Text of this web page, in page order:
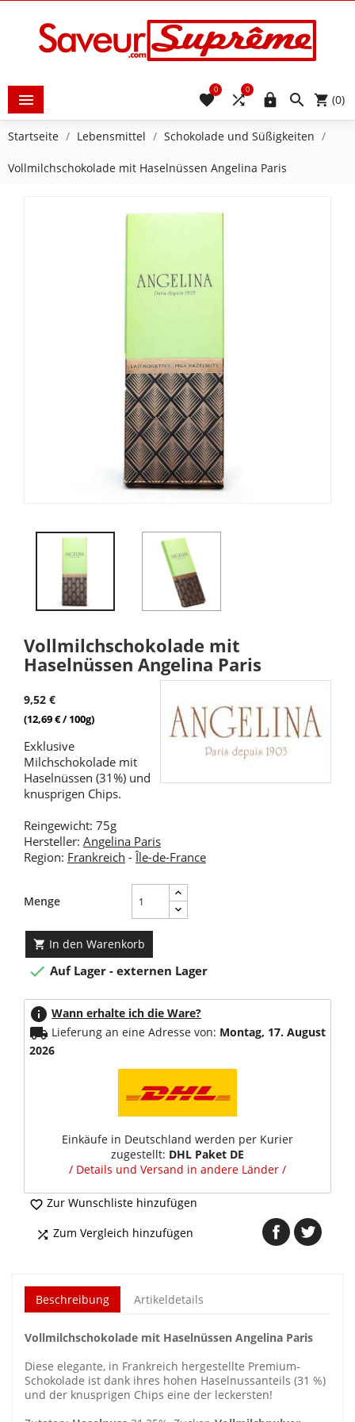
  (0)


0

0
Startseite Lebensmittel Schokolade und Süßigkeiten
Vollmilchschokolade mit Haselnüssen Angelina Paris
Vollmilchschokolade mit
Haselnüssen Angelina Paris
9,52 €
(12,69 € / 100g)
Exklusive
Milchschokolade mit
Haselnüssen (31%) und
knusprigen Chips.
Reingewicht: 75g
Hersteller: Angelina Paris
Region: Frankreich -Île-de-France
Menge
 In den Warenkorb
 Auf Lager - externen Lager
info Wann erhalte ich die Ware?
local_shipping Lieferung an eine Adresse von: Montag, 17. August
2026
Einkäufe in Deutschland werden per Kurier
zugestellt: DHL Paket DE
/ Details und Versand in andere Länder /
 Zur Wunschliste hinzufügen
 Zum Vergleich hinzufügen
Beschreibung Artikeldetails
Vollmilchschokolade mit Haselnüssen Angelina Paris
Diese elegante, in Frankreich hergestellte Premium-
Schokolade ist dank ihres hohen Haselnussanteils (31 %)
und der knusprigen Chips eine der leckersten!